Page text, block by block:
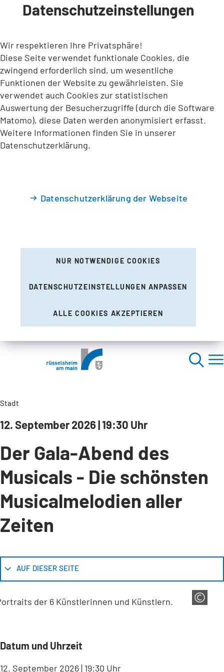
INHALT ANSPRINGEN
Datenschutzeinstellungen
Wir respektieren Ihre Privatsphäre!
Diese Seite verwendet funktionale Cookies, die
zwingend erforderlich sind, um wesentliche
Funktionen der Website zu gewährleisten. Sie
verwendet auch Cookies zur statistischen
Auswertung der Besucherzugriffe (durch die Software
Matomo), diese Daten werden anonymisiert erfasst.
Weitere Informationen finden Sie in unserer
Datenschutzerklärung.
Datenschutzerklärung der Webseite
NUR NOTWENDIGE COOKIES
DATENSCHUTZEINSTELLUNGEN ANPASSEN
ALLE COOKIES AKZEPTIEREN
Stadt
12. September 2026 | 19:30 Uhr
Der Gala-Abend des
Musicals - Die schönsten
Musicalmelodien aller
Zeiten
AUF DIESER SEITE
Datum und Uhrzeit
12. September 2026 | 19:30 Uhr